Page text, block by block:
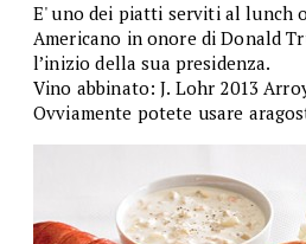
E' uno dei piatti serviti al lunch
Americano in onore di Donald
l’inizio della sua presidenza.
Vino abbinato: J. Lohr 2013
Ovviamente potete usare